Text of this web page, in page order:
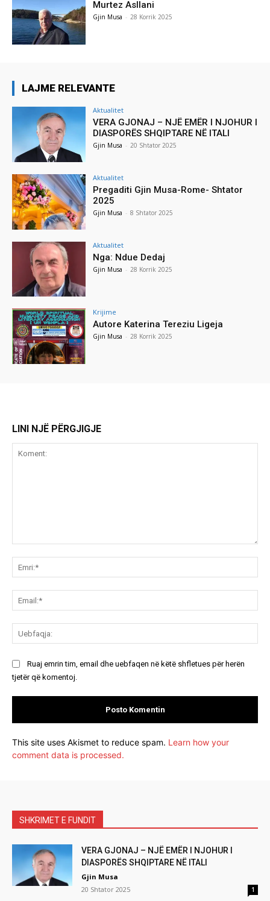
Murtez Asllani
Gjin Musa - 28 Korrik 2025
LAJME RELEVANTE
Aktualitet
VERA GJONAJ – NJË EMËR I NJOHUR I
DIASPORËS SHQIPTARE NË ITALI
Gjin Musa - 20 Shtator 2025
Aktualitet
Pregaditi Gjin Musa-Rome- Shtator
2025
Gjin Musa - 8 Shtator 2025
Aktualitet
Nga: Ndue Dedaj
Gjin Musa - 28 Korrik 2025
Krijime
Autore Katerina Tereziu Ligeja
Gjin Musa - 28 Korrik 2025
LINI NJË PËRGJIGJE
Ruaj emrin tim, email dhe uebfaqen në këtë shfletues për herën
tjetër që komentoj.
This site uses Akismet to reduce spam. Learn how your
comment data is processed.
SHKRIMET E FUNDIT
VERA GJONAJ – NJË EMËR I NJOHUR I
DIASPORËS SHQIPTARE NË ITALI
Gjin Musa
20 Shtator 2025
1